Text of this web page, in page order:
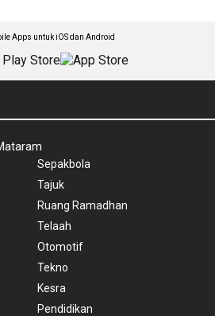
Apps untuk iOS dan Android
Sepakbola
Tajuk
Ruang Ramadhan
Telaah
Otomotif
Tekno
Kesra
Pendidikan